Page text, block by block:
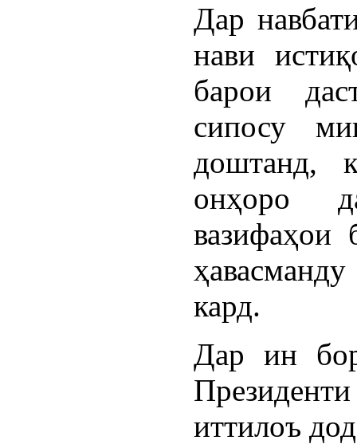
Дар
нави
барои
сипосу
доштанд,
онҳоро
вазифаҳои
кард.
Дар ин
иттилоъ